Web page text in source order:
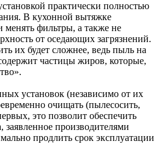
практически полностью
В кухонной вытяжке
менять фильтры, а также не
от оседающих загрязнений.
их будет сложнее, ведь пыль на
частицы жиров, которые,
установок (независимо от их
очищать (пылесосить,
это позволит обеспечить
заявленное производителями
продлить срок эксплуатации